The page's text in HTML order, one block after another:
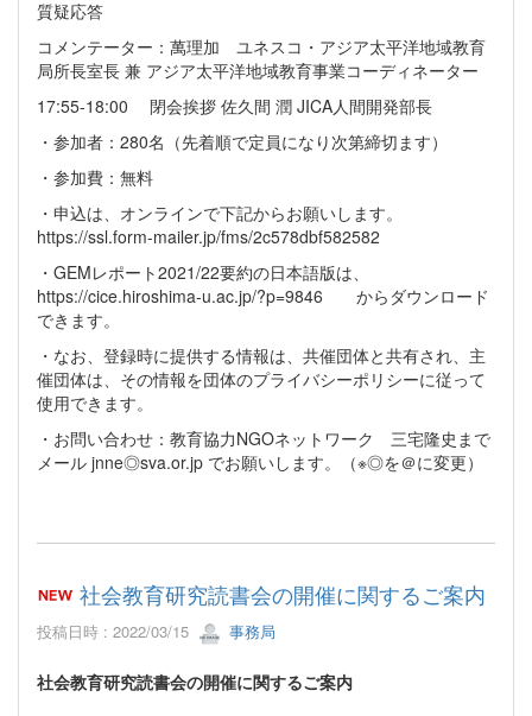
質疑応答
コメンテーター：萬理加 ユネスコ・アジア太平洋地域教育
局所長室長 兼 アジア太平洋地域教育事業コーディネーター
17:55-18:00 閉会挨拶 佐久間 潤 JICA人間開発部長
・参加者：280名（先着順で定員になり次第締切ます）
・参加費：無料
・申込は、オンラインで下記からお願いします。
https://ssl.form-mailer.jp/fms/2c578dbf582582
・GEMレポート2021/22要約の日本語版は、
https://cice.hiroshima-u.ac.jp/?p=9846 からダウンロード
できます。
・なお、登録時に提供する情報は、共催団体と共有され、主
催団体は、その情報を団体のプライバシーポリシーに従って
使用できます。
・お問い合わせ：教育協力NGOネットワーク 三宅隆史まで
メール jnne◎sva.or.jp でお願いします。（※◎を＠に変更）
社会教育研究読書会の開催に関するご案内
投稿日時 : 2022/03/15 事務局
社会教育研究読書会の開催に関するご案内